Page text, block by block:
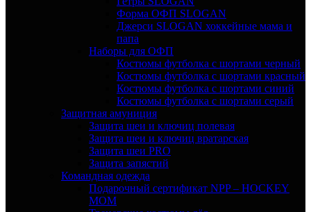
Форма ОФП SLOGAN
Джерси SLOGAN хоккейные мама и
папа
Наборы для ОФП
Костюмы футболка с шортами черный
Костюмы футболка с шортами красный
Костюмы футболка с шортами синий
Костюмы футболка с шортами серый
Защитная амуниция
Защита шеи и ключиц полевая
Защита шеи и ключиц вратарская
Защита шеи PRO
Защита запястий
Командная одежда
Подарочный сертификат NPP – HOCKEY
MOM